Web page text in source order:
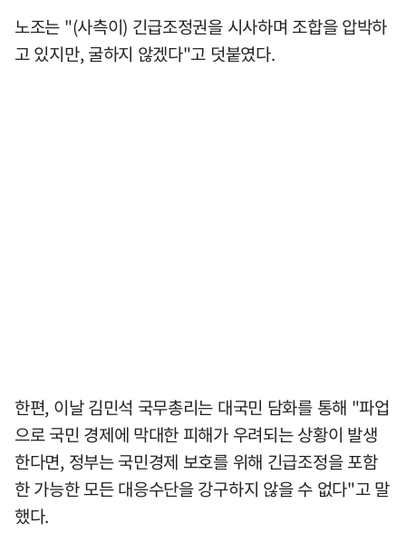
노조는 "(사측이) 긴급조정권을 시사하며 조합을 압박하
고 있지만, 굴하지 않겠다"고 덧붙였다.
한편, 이날 김민석 국무총리는 대국민 담화를 통해 "파업
으로 국민 경제에 막대한 피해가 우려되는 상황이 발생
한다면, 정부는 국민경제 보호를 위해 긴급조정을 포함
한 가능한 모든 대응수단을 강구하지 않을 수 없다"고 말
했다.